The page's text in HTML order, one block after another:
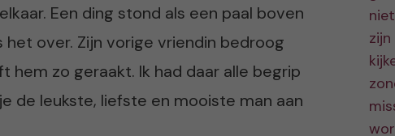
Een ding stond als een paal boven
over. Zijn vorige vriendin bedroog
zo geraakt. Ik had daar alle begrip
de leukste, liefste en mooiste man aan